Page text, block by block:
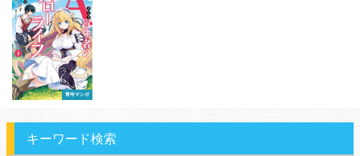
青年マンガ
キーワード検索